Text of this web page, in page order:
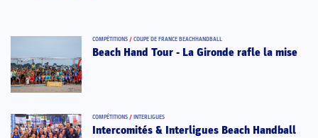
COMPÉTITIONS / COUPE DE FRANCE BEACHHANDBALL
Beach Hand Tour - La Gironde rafle la mise
COMPÉTITIONS / INTERLIGUES
Intercomités & Interligues Beach Handball